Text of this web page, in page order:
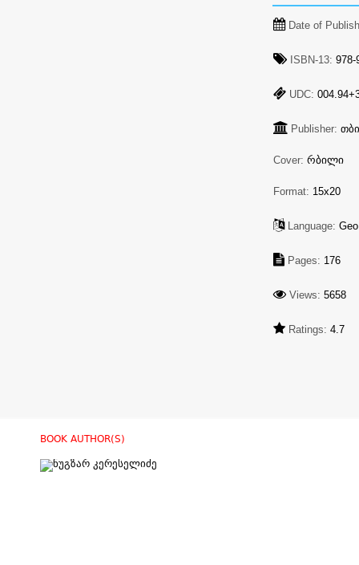
Date of
ISBN-13: 978-
UDC:
Publisher:
Cover: რბილი
Format: 15x20
Language: Geo
Pages: 176
Views: 5658
Ratings: 4.7
BOOK AUTHOR(S)